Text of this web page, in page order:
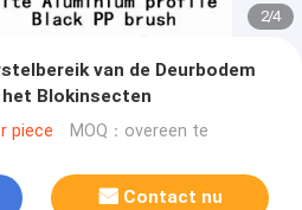
2/4
van de Deurbodem
Blokinsecten
piece MOQ：overeen te
Contact nu